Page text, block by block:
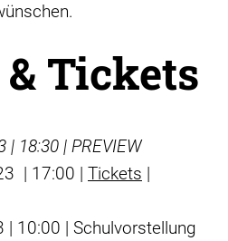
Tickets
18:30 | PREVIEW
| 17:00 | Tickets |
10:00 | Schulvorstellung